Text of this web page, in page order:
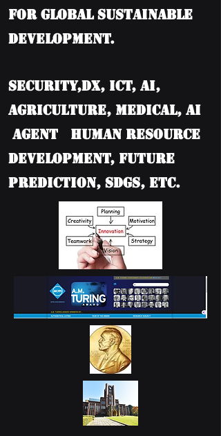
for Global Sustainable
Development.
Security,DX, ICT, AI,
Agriculture, Medical, AI
Agent Human Resource
Development, Future
Prediction, SDGs, etc.